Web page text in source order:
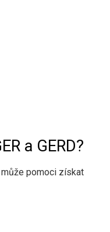
a GERD?
může pomoci získat